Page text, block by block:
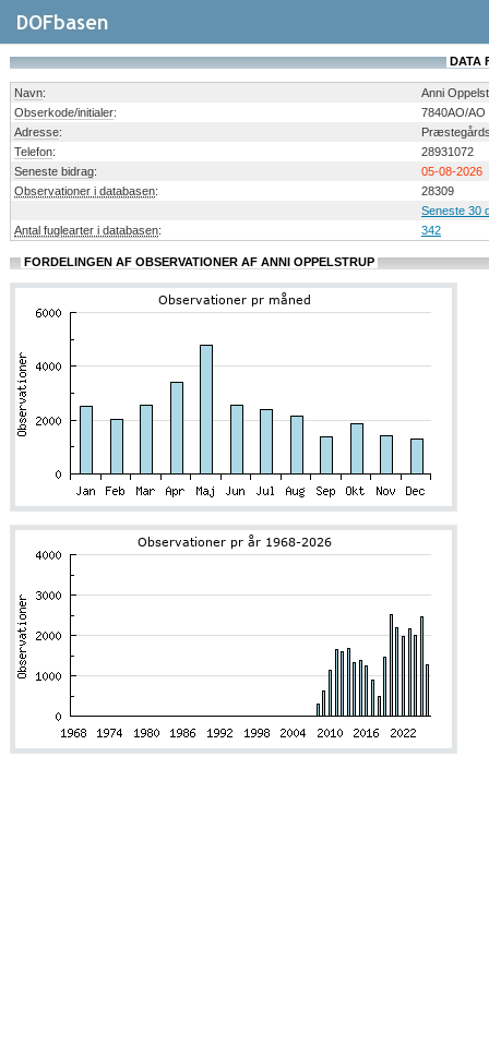
DATA
Navn:
Anni
Obserkode/initialer:
7840AO/AO
Adresse:
Telefon:
28931072
Seneste bidrag:
05-08-2026
Observationer i databasen:
28309
Seneste 30
Antal fuglearter i databasen: 342
FORDELINGEN AF OBSERVATIONER AF ANNI OPPELSTRUP